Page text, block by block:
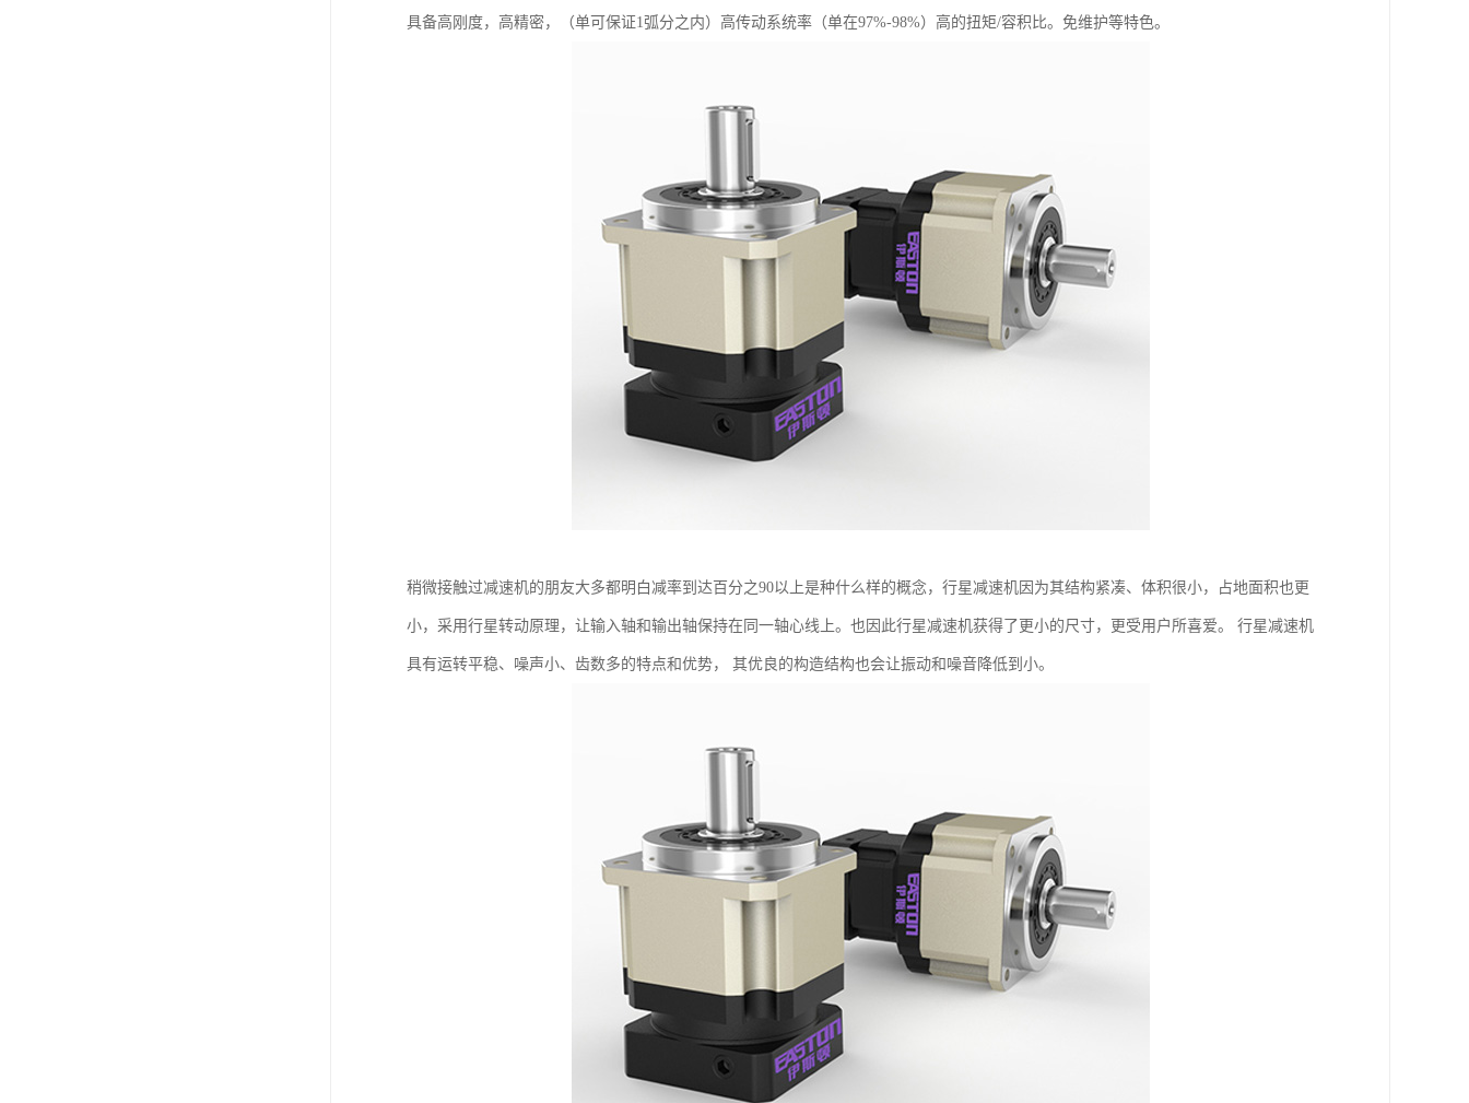
具备高刚度，高精密，（单可保证1弧分之内）高传动系统率（单在97%-98%）高的扭矩/容积比。免维护等特色。
稍微接触过减速机的朋友大多都明白减率到达百分之90以上是种什么样的概念，行星减速机因为其结构紧凑、体积很小，占地面积也更
小，采用行星转动原理，让输入轴和输出轴保持在同一轴心线上。也因此行星减速机获得了更小的尺寸，更受用户所喜爱。 行星减速机
具有运转平稳、噪声小、齿数多的特点和优势， 其优良的构造结构也会让振动和噪音降低到小。